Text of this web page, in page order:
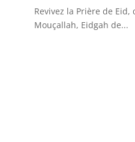
Revivez la Prière de
Mouçallah, Eidgah de...